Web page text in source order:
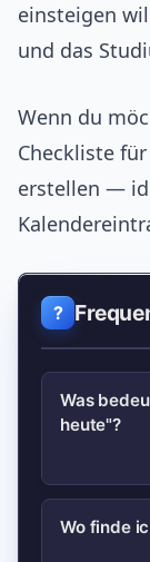
einsteigen
und das
Wenn du
Checkliste
erstellen —
Was
heute"?
Die
Wo finde